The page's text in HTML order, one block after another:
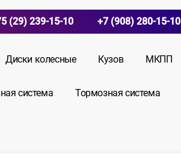
(29) 239-15-10 +7 (908) 280-15-10
Диски колесные Кузов МКПП
система Тормозная система